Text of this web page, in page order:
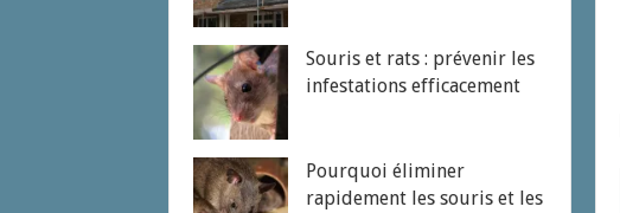
Souris et rats : prévenir les
infestations efficacement
Pourquoi éliminer
rapidement les souris et les